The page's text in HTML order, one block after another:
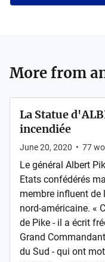
More from
La Statue
incendiée
June 20, 2020 • 77
Le général Albert
Etats confédérés
membre influent de
nord-américaine. «
de Pike - il a écrit
Grand
du Sud - qui ont